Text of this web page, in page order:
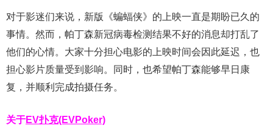
对于影迷们来说，新版《蝙蝠侠》的上映一直是期盼已久的
事情。然而，帕丁森新冠病毒检测结果不好的消息却打乱了
他们的心情。大家十分担心电影的上映时间会因此延迟，也
担心影片质量受到影响。同时，也希望帕丁森能够早日康
复，并顺利完成拍摄任务。
关于EV扑克(EVPoker)